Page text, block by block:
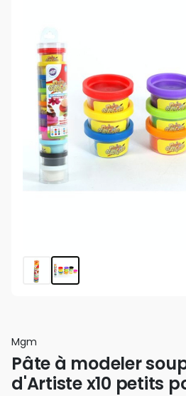
Mgm
Pâte à modeler
d'Artiste x10 petits